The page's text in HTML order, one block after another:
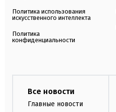
Политика использования
искусственного интеллекта
Политика
конфиденциальности
Все новости
Главные новости